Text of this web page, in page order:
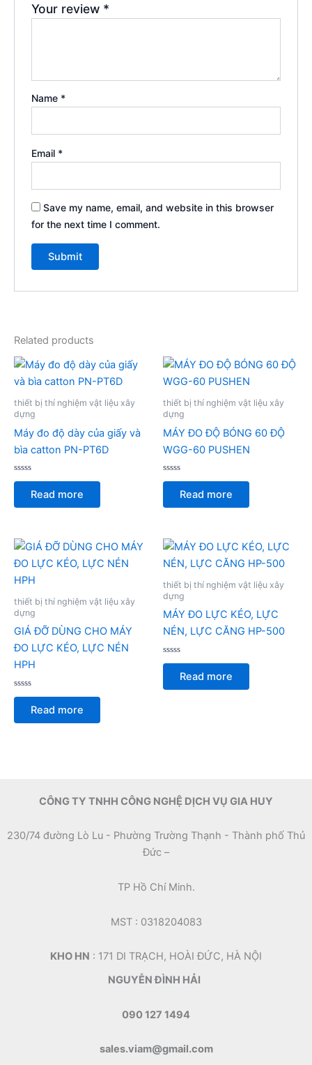
Your review *
Name *
Email *
Save my name, email, and website in this browser
for the next time I comment.
Related products
thiết bị thí nghiệm vật liệu xây
dựng
Máy đo độ dày của giấy và
bìa catton PN-PT6D
Rated
of
Read more
thiết bị thí nghiệm vật liệu xây
dựng
MÁY ĐO ĐỘ BÓNG 60 ĐỘ
WGG-60 PUSHEN
Rated
of
Read more
thiết bị thí nghiệm vật liệu xây
dựng
GIÁ ĐỠ DÙNG CHO MÁY
ĐO LỰC KÉO, LỰC NÉN
HPH
Rated
of
Read more
thiết bị thí nghiệm vật liệu xây
dựng
MÁY ĐO LỰC KÉO, LỰC
NÉN, LỰC CĂNG HP-500
Rated
of
Read more
CÔNG TY TNHH CÔNG NGHỆ DỊCH VỤ GIA HUY
230/74 đường Lò Lu - Phường Trường Thạnh - Thành phố Thủ
Đức –
TP Hồ Chí Minh.
MST : 0318204083
KHO HN : 171 DI TRẠCH, HOÀI ĐỨC, HÀ NỘI
NGUYỄN ĐÌNH HẢI
090 127 1494
sales.viam@gmail.com